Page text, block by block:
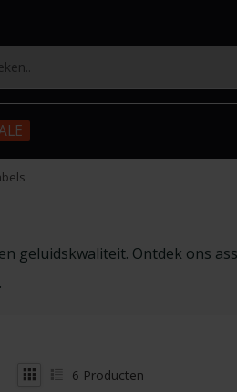
geluidskwaliteit. Ontdek ons
6 Producten